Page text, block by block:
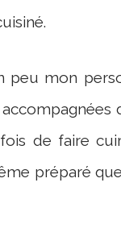
peu mon
de faire
préparé